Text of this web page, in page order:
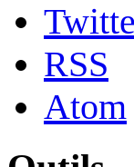
RSS
Atom